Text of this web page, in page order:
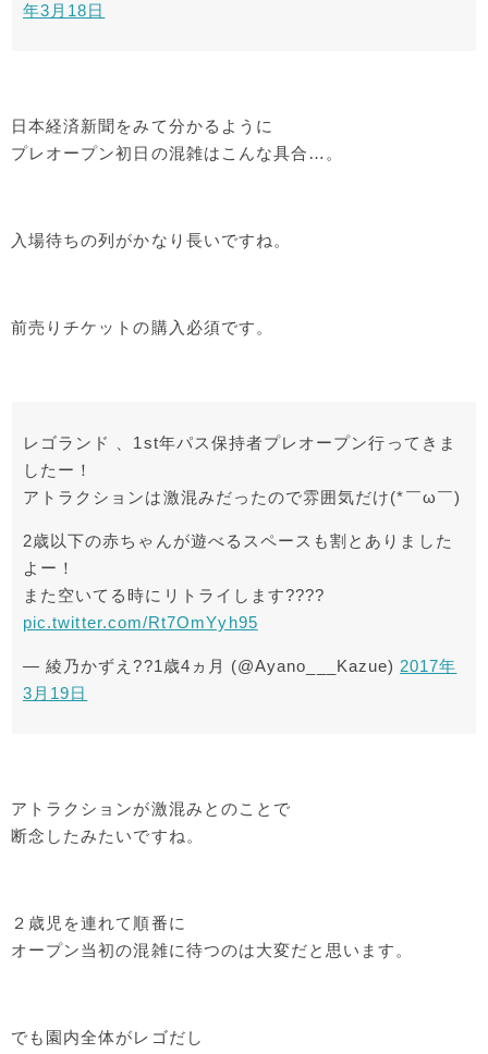
年3月18日
日本経済新聞をみて分かるように
プレオープン初日の混雑はこんな具合…。
入場待ちの列がかなり長いですね。
前売りチケットの購入必須です。
レゴランド 、1st年パス保持者プレオープン行ってきま
したー！
アトラクションは激混みだったので雰囲気だけ(*￣ω￣)
2歳以下の赤ちゃんが遊べるスペースも割とありました
よー！
また空いてる時にリトライします????
pic.twitter.com/Rt7OmYyh95
— 綾乃かずえ??1歳4ヵ月 (@Ayano___Kazue) 2017年
3月19日
アトラクションが激混みとのことで
断念したみたいですね。
２歳児を連れて順番に
オープン当初の混雑に待つのは大変だと思います。
でも園内全体がレゴだし